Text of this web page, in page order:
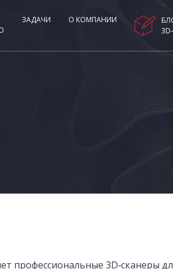
ЗАДАЧИ О КОМПАНИИ
профессиональные 3D‑сканеры